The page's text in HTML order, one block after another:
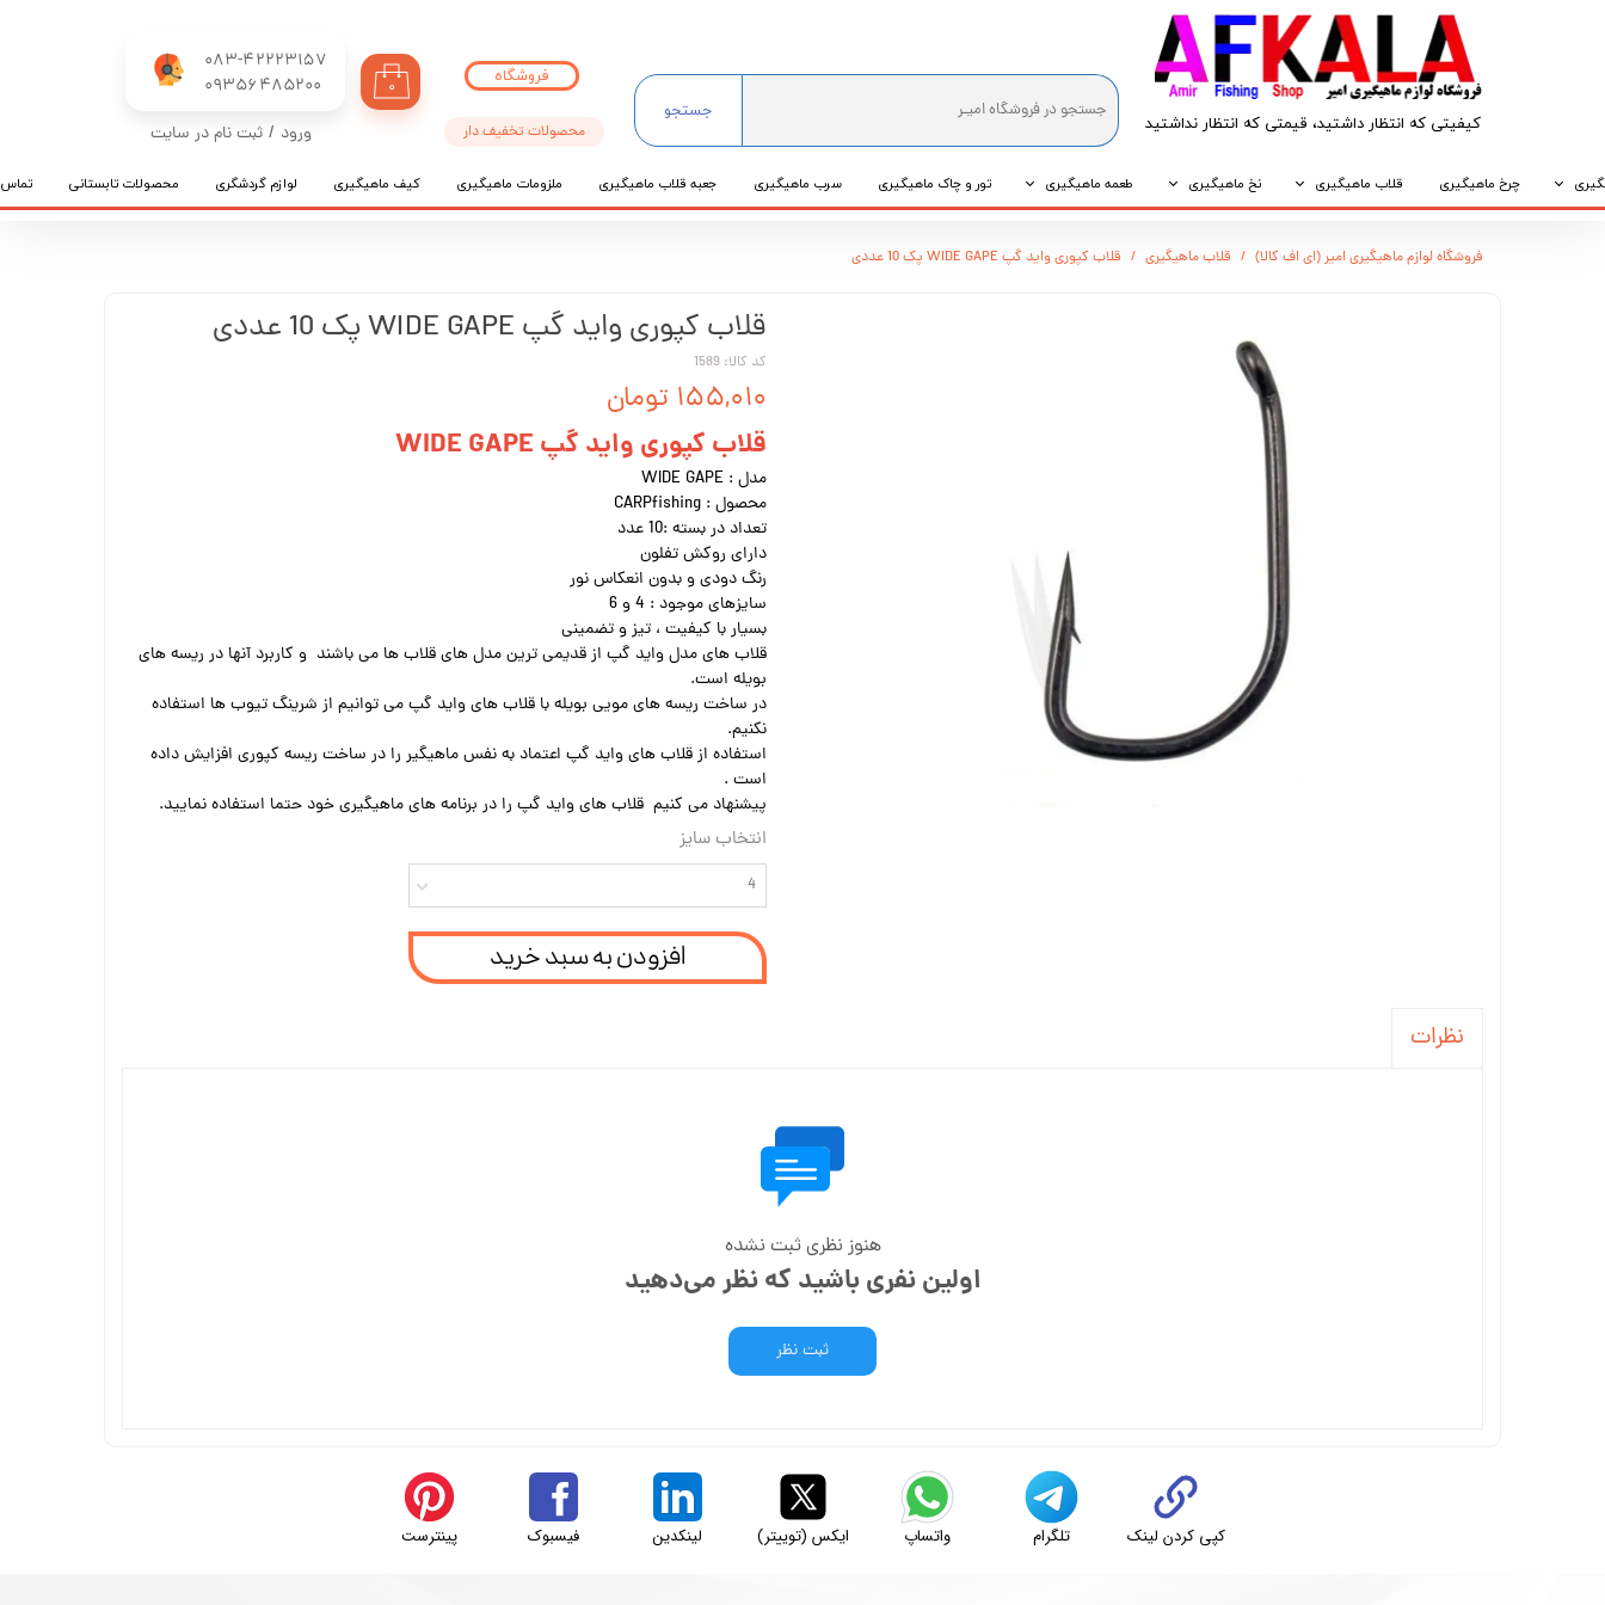
کیفیتی که انتظار داشتید، قیمتی که انتظار نداشتید​​​​​​​
083-42223157
​​​​​​​09356485200
جستجو
۰
ورود / ثبت نام در سایت
تغییر گذر واژه
چرخ ماهیگیری قلاب ماهیگیری نخ ماهیگیری طعمه ماهیگیری تور و چاک ماهیگیری سرب ماهیگیری جعبه قلاب ماهیگیری ملزومات ماهیگیری کیف ماهیگیری لوازم گردشگری محصولات تابستانی تماس
محصولات تخفیف دار
فروشگاه
فروشگاه لوازم ماهیگیری امیر (ای اف کالا) قلاب ماهیگیری قلاب کپوری واید گپ WIDE GAPE پک 10 عددی
قلاب کپوری واید گپ WIDE GAPE پک 10 عددی
کد کالا: 1589
۱۵۵,۰۱۰ تومان
قلاب کپوری واید گپ WIDE GAPE
مدل : WIDE GAPE
محصول : CARPfishing
تعداد در بسته :10 عدد
دارای روکش تفلون
رنگ دودی و بدون انعکاس نور
سایزهای موجود : 4 و 6
بسیار با کیفیت ، تیز و تضمینی
قلاب های مدل واید گپ از قدیمی ترین مدل های قلاب ها می باشند و کاربرد آنها در ریسه های
بویله است.
در ساخت ریسه های مویی بویله با قلاب های واید گپ می توانیم از شرینگ تیوب ها استفاده
نکنیم.
استفاده از قلاب های واید گپ اعتماد به نفس ماهیگیر را در ساخت ریسه کپوری افزایش داده
است .
پیشنهاد می کنیم قلاب های واید گپ را در برنامه های ماهیگیری خود حتما استفاده نمایید.
انتخاب سایز
4
افزودن به سبد خرید
نظرات
هنوز نظری ثبت نشده
اولین نفری باشید که نظر می‌دهید
ثبت نظر
کپی کردن لینک تلگرام واتساپ ایکس (توییتر) لینکدین فیسبوک پینترست